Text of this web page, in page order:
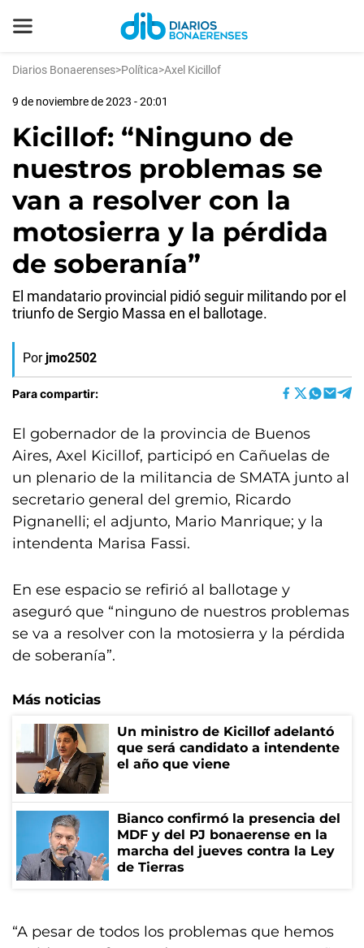
Diarios Bonaerenses>Política>Axel Kicillof
9 de noviembre de 2023 - 20:01
Kicillof: “Ninguno de
nuestros problemas se
van a resolver con la
motosierra y la pérdida
de soberanía”
El mandatario provincial pidió seguir militando por el
triunfo de Sergio Massa en el ballotage.
Por jmo2502
Para compartir:
El gobernador de la provincia de Buenos
Aires, Axel Kicillof, participó en Cañuelas de
un plenario de la militancia de SMATA junto al
secretario general del gremio, Ricardo
Pignanelli; el adjunto, Mario Manrique; y la
intendenta Marisa Fassi.
En ese espacio se refirió al ballotage y
aseguró que “ninguno de nuestros problemas
se va a resolver con la motosierra y la pérdida
de soberanía”.
Más noticias
Un ministro de Kicillof adelantó
que será candidato a intendente
el año que viene
Bianco confirmó la presencia del
MDF y del PJ bonaerense en la
marcha del jueves contra la Ley
de Tierras
“A pesar de todos los problemas que hemos